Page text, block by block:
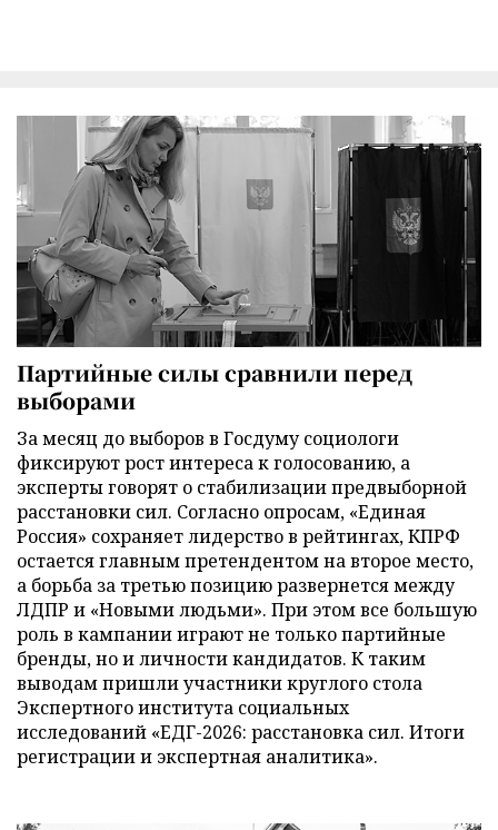
Партийные силы сравнили перед
выборами
За месяц до выборов в Госдуму социологи
фиксируют рост интереса к голосованию, а
эксперты говорят о стабилизации предвыборной
расстановки сил. Согласно опросам, «Единая
Россия» сохраняет лидерство в рейтингах, КПРФ
остается главным претендентом на второе место,
а борьба за третью позицию развернется между
ЛДПР и «Новыми людьми». При этом все большую
роль в кампании играют не только партийные
бренды, но и личности кандидатов. К таким
выводам пришли участники круглого стола
Экспертного института социальных
исследований «ЕДГ-2026: расстановка сил. Итоги
регистрации и экспертная аналитика».